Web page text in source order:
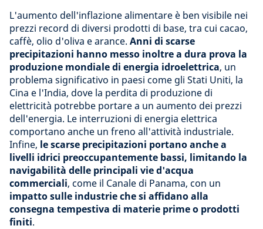
L'aumento dell'inflazione alimentare è ben visibile nei
prezzi record di diversi prodotti di base, tra cui cacao,
caffè, olio d'oliva e arance. Anni di scarse
precipitazioni hanno messo inoltre a dura prova la
produzione mondiale di energia idroelettrica, un
problema significativo in paesi come gli Stati Uniti, la
Cina e l'India, dove la perdita di produzione di
elettricità potrebbe portare a un aumento dei prezzi
dell'energia. Le interruzioni di energia elettrica
comportano anche un freno all'attività industriale.
Infine, le scarse precipitazioni portano anche a
livelli idrici preoccupantemente bassi, limitando la
navigabilità delle principali vie d'acqua
commerciali, come il Canale di Panama, con un
impatto sulle industrie che si affidano alla
consegna tempestiva di materie prime o prodotti
finiti.